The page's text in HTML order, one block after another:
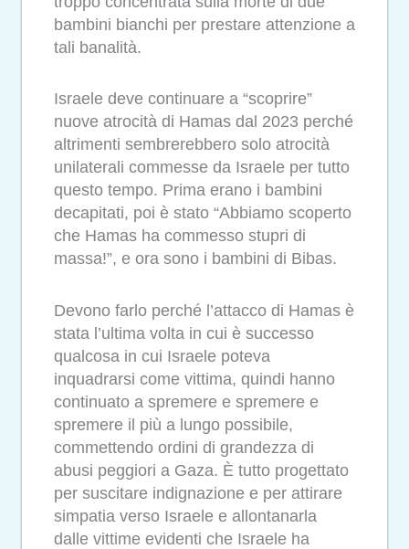
bambini bianchi per prestare attenzione a
tali banalità.
Israele deve continuare a “scoprire”
nuove atrocità di Hamas dal 2023 perché
altrimenti sembrerebbero solo atrocità
unilaterali commesse da Israele per tutto
questo tempo. Prima erano i bambini
decapitati, poi è stato “Abbiamo scoperto
che Hamas ha commesso stupri di
massa!”, e ora sono i bambini di Bibas.
Devono farlo perché l’attacco di Hamas è
stata l’ultima volta in cui è successo
qualcosa in cui Israele poteva
inquadrarsi come vittima, quindi hanno
continuato a spremere e spremere e
spremere il più a lungo possibile,
commettendo ordini di grandezza di
abusi peggiori a Gaza. È tutto progettato
per suscitare indignazione e per attirare
simpatia verso Israele e allontanarla
dalle vittime evidenti che Israele ha